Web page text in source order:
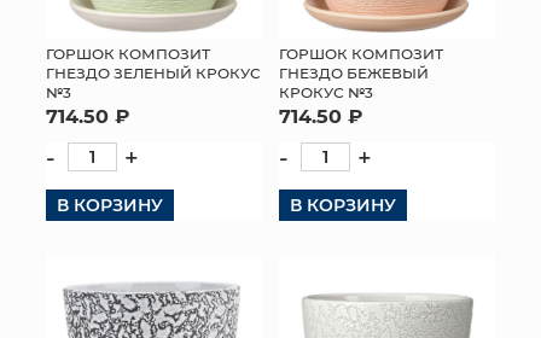
ГОРШОК КОМПОЗИТ
ГНЕЗДО ЗЕЛЕНЫЙ КРОКУС
№3
714.50 ₽
- +
В КОРЗИНУ
ГОРШОК КОМПОЗИТ
ГНЕЗДО БЕЖЕВЫЙ
КРОКУС №3
714.50 ₽
- +
В КОРЗИНУ